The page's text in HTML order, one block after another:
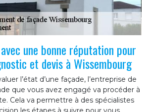
une bonne réputation pour
et devis à Wissembourg
l’état d’une façade, l’entreprise de
que vous avez engagé va procéder à
Cela va permettre à des spécialistes